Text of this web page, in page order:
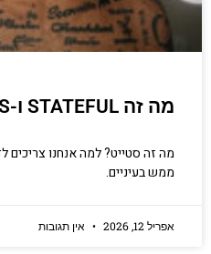
מה זה STATEFUL ו-STATELESS
מה זה סטייט? למה אנחנו צריכים
ממש בעיניים.
אפריל 12, 2026 אין תגובות